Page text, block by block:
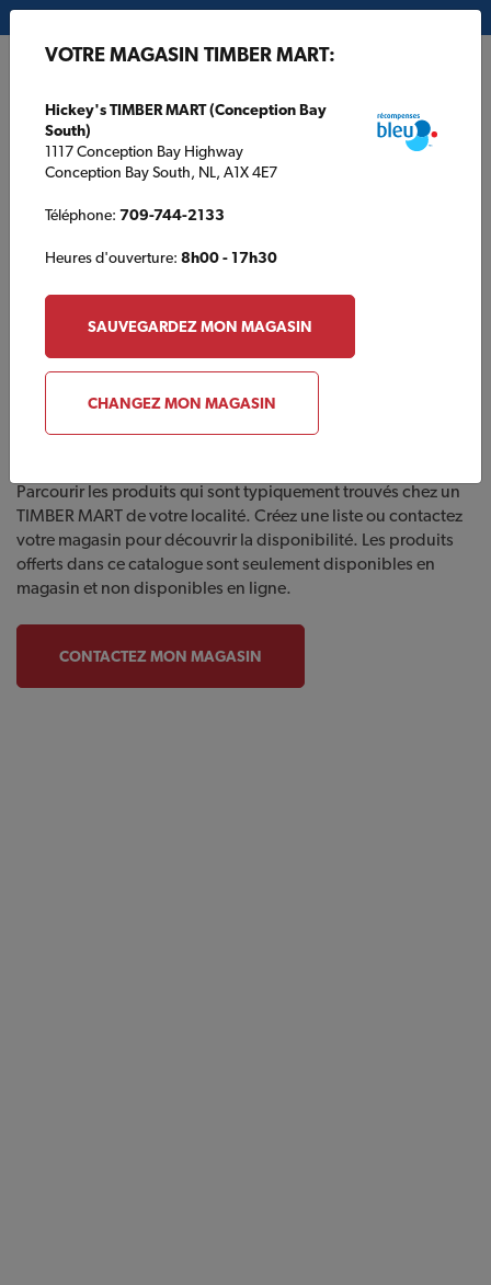
HERCULE FORTIN INC. TIMBER MART
Catalogue des produits
Parcourir les produits qui sont typiquement trouvés chez un
TIMBER MART de votre localité. Créez une liste ou contactez
votre magasin pour découvrir la disponibilité. Les produits
offerts dans ce catalogue sont seulement disponibles en
magasin et non disponibles en ligne.
CONTACTEZ MON MAGASIN
VOTRE MAGASIN TIMBER MART:
Hickey's TIMBER MART (Conception Bay
South)
1117 Conception Bay Highway
Conception Bay South, NL, A1X 4E7
Téléphone: 709-744-2133
Heures d'ouverture: 8h00 - 17h30
SAUVEGARDEZ MON MAGASIN
CHANGEZ MON MAGASIN